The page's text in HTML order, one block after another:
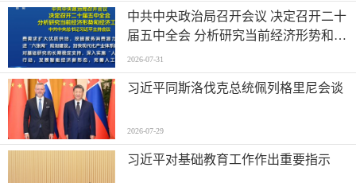
中共中央政治局召开会议 决定召开二十
届五中全会 分析研究当前经济形势和经
济工作 中共中央总书记习近平主持会议
2026-07-31
习近平同斯洛伐克总统佩列格里尼会谈
2026-07-29
习近平对基础教育工作作出重要指示